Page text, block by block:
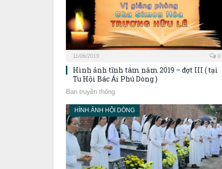
11/06/2019 0
Hình ảnh tĩnh tâm năm 2019 – đợt III ( tại
Tu Hội Bác Ái Phú Dòng )
Ban truyền thông
HÌNH ẢNH HỘI DÒNG